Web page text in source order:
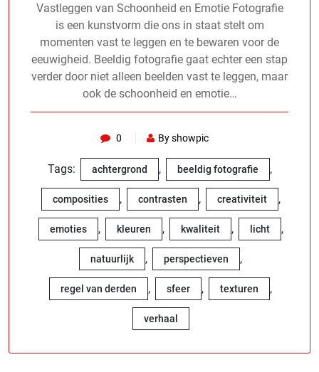
Vastleggen van Schoonheid en Emotie Fotografie
is een kunstvorm die ons in staat stelt om
momenten vast te leggen en te bewaren voor de
eeuwigheid. Beeldig fotografie gaat echter een stap
verder door niet alleen beelden vast te leggen, maar
ook de schoonheid en emotie…
0 By showpic
Tags: achtergrond , beeldig fotografie ,
composities , contrasten , creativiteit ,
emoties , kleuren , kwaliteit , licht ,
natuurlijk , perspectieven ,
regel van derden , sfeer , texturen ,
verhaal